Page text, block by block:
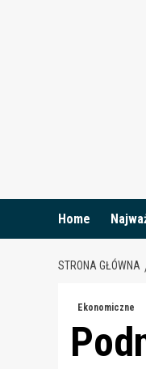
Home
STRONA GŁÓWNA
Ekonomiczne